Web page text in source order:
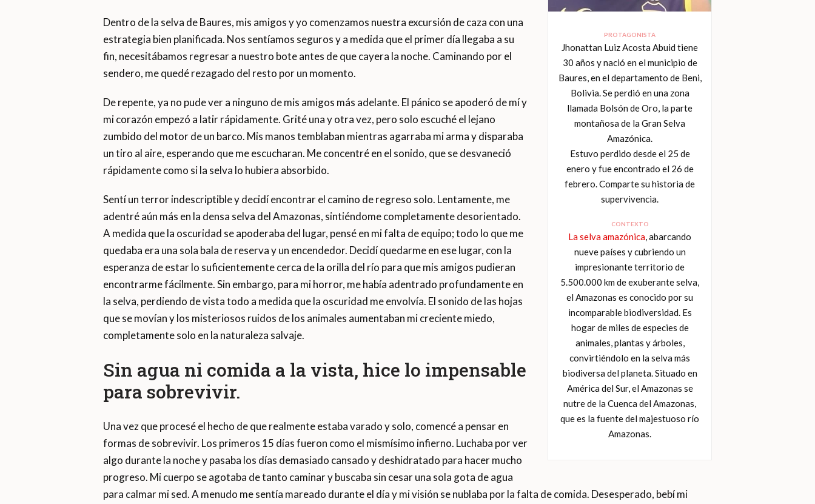
PROTAGONISTA
Jhonattan Luiz Acosta Abuid tiene
30 años y nació en el municipio de
Baures, en el departamento de Beni,
Bolivia. Se perdió en una zona
llamada Bolsón de Oro, la parte
montañosa de la Gran Selva
Amazónica.
Estuvo perdido desde el 25 de
enero y fue encontrado el 26 de
febrero. Comparte su historia de
supervivencia.
CONTEXTO
La selva amazónica, abarcando
nueve países y cubriendo un
impresionante territorio de
5.500.000 km de exuberante selva,
el Amazonas es conocido por su
incomparable biodiversidad. Es
hogar de miles de especies de
animales, plantas y árboles,
convirtiéndolo en la selva más
biodiversa del planeta. Situado en
América del Sur, el Amazonas se
nutre de la Cuenca del Amazonas,
que es la fuente del majestuoso río
Amazonas.
Dentro de la selva de Baures, mis amigos y yo comenzamos nuestra excursión de caza con una
estrategia bien planificada. Nos sentíamos seguros y a medida que el primer día llegaba a su
fin, necesitábamos regresar a nuestro bote antes de que cayera la noche. Caminando por el
sendero, me quedé rezagado del resto por un momento.
De repente, ya no pude ver a ninguno de mis amigos más adelante. El pánico se apoderó de mí y
mi corazón empezó a latir rápidamente. Grité una y otra vez, pero solo escuché el lejano
zumbido del motor de un barco. Mis manos temblaban mientras agarraba mi arma y disparaba
un tiro al aire, esperando que me escucharan. Me concentré en el sonido, que se desvaneció
rápidamente como si la selva lo hubiera absorbido.
Sentí un terror indescriptible y decidí encontrar el camino de regreso solo. Lentamente, me
adentré aún más en la densa selva del Amazonas, sintiéndome completamente desorientado.
A medida que la oscuridad se apoderaba del lugar, pensé en mi falta de equipo; todo lo que me
quedaba era una sola bala de reserva y un encendedor. Decidí quedarme en ese lugar, con la
esperanza de estar lo suficientemente cerca de la orilla del río para que mis amigos pudieran
encontrarme fácilmente. Sin embargo, para mi horror, me había adentrado profundamente en
la selva, perdiendo de vista todo a medida que la oscuridad me envolvía. El sonido de las hojas
que se movían y los misteriosos ruidos de los animales aumentaban mi creciente miedo,
completamente solo en la naturaleza salvaje.
Sin agua ni comida a la vista, hice lo impensable
para sobrevivir.
Una vez que procesé el hecho de que realmente estaba varado y solo, comencé a pensar en
formas de sobrevivir. Los primeros 15 días fueron como el mismísimo infierno. Luchaba por ver
algo durante la noche y pasaba los días demasiado cansado y deshidratado para hacer mucho
progreso. Mi cuerpo se agotaba de tanto caminar y buscaba sin cesar una sola gota de agua
para calmar mi sed. A menudo me sentía mareado durante el día y mi visión se nublaba por la falta de comida. Desesperado, bebí mi